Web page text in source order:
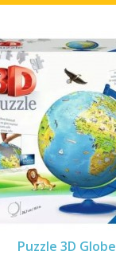
Puzzle 3D Globe